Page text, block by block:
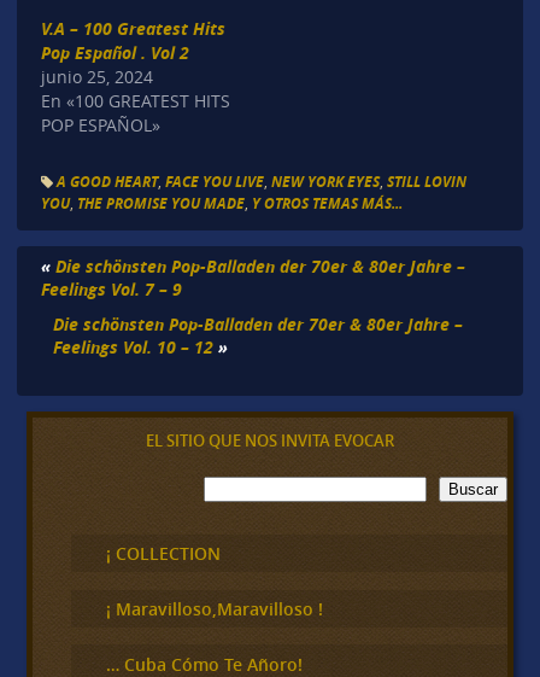
V.A – 100 Greatest Hits
Pop Español . Vol 2
junio 25, 2024
En «100 GREATEST HITS
POP ESPAÑOL»
A GOOD HEART, FACE YOU LIVE, NEW YORK EYES, STILL LOVIN
YOU, THE PROMISE YOU MADE, Y OTROS TEMAS MÁS...
« Die schönsten Pop-Balladen der 70er & 80er Jahre –
Feelings Vol. 7 – 9
Die schönsten Pop-Balladen der 70er & 80er Jahre –
Feelings Vol. 10 – 12 »
EL SITIO QUE NOS INVITA EVOCAR
B
u
c
a
Buscar
¡ COLLECTION
¡ Maravilloso,Maravilloso !
… Cuba Cómo Te Añoro!